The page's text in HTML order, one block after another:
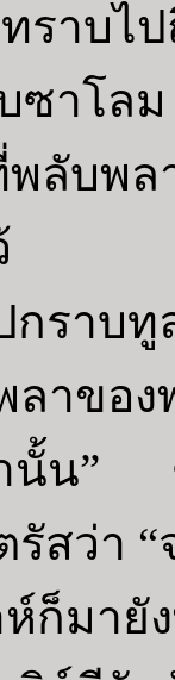
ราบไ
ซาโล
ลับพล
กราบ
าของ
นั้น”
สว่า
มายัง